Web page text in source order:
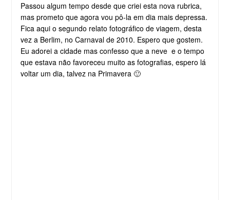
Passou algum tempo desde que criei esta nova rubrica,
mas prometo que agora vou pô-la em dia mais depressa.
Fica aqui o segundo relato fotográfico de viagem, desta
vez a Berlim, no Carnaval de 2010. Espero que gostem.
Eu adorei a cidade mas confesso que a neve e o tempo
que estava não favoreceu muito as fotografias, espero lá
voltar um dia, talvez na Primavera 🙂